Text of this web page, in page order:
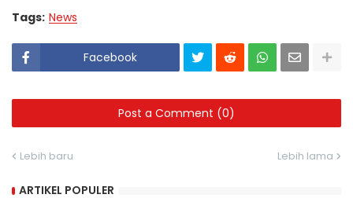
Tags: News
Facebook
Post a Comment (0)
Lebih baru Lebih lama
ARTIKEL POPULER